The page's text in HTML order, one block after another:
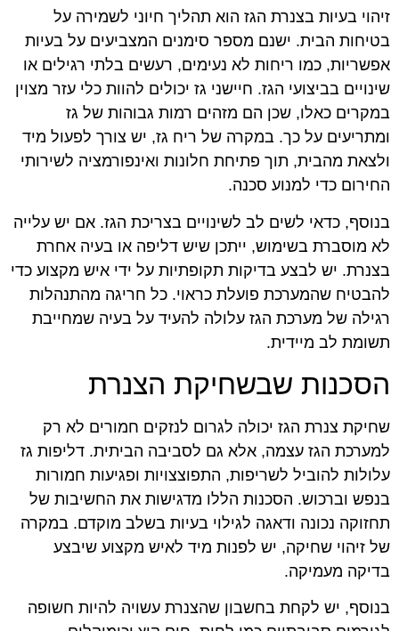
זיהוי בעיות בצנרת הגז הוא תהליך חיוני לשמירה על
בטיחות הבית. ישנם מספר סימנים המצביעים על בעיות
אפשריות, כמו ריחות לא נעימים, רעשים בלתי רגילים או
שינויים בביצועי הגז. חיישני גז יכולים להוות כלי עזר מצוין
במקרים כאלו, שכן הם מזהים רמות גבוהות של גז
ומתריעים על כך. במקרה של ריח גז, יש צורך לפעול מיד
ולצאת מהבית, תוך פתיחת חלונות ואינפורמציה לשירותי
החירום כדי למנוע סכנה.
בנוסף, כדאי לשים לב לשינויים בצריכת הגז. אם יש עלייה
לא מוסברת בשימוש, ייתכן שיש דליפה או בעיה אחרת
בצנרת. יש לבצע בדיקות תקופתיות על ידי איש מקצוע כדי
להבטיח שהמערכת פועלת כראוי. כל חריגה מהתנהלות
רגילה של מערכת הגז עלולה להעיד על בעיה שמחייבת
תשומת לב מיידית.
הסכנות שבשחיקת הצנרת
שחיקת צנרת הגז יכולה לגרום לנזקים חמורים לא רק
למערכת הגז עצמה, אלא גם לסביבה הביתית. דליפות גז
עלולות להוביל לשריפות, התפוצצויות ופגיעות חמורות
בנפש וברכוש. הסכנות הללו מדגישות את החשיבות של
תחזוקה נכונה ודאגה לגילוי בעיות בשלב מוקדם. במקרה
של זיהוי שחיקה, יש לפנות מיד לאיש מקצוע שיבצע
בדיקה מעמיקה.
בנוסף, יש לקחת בחשבון שהצנרת עשויה להיות חשופה